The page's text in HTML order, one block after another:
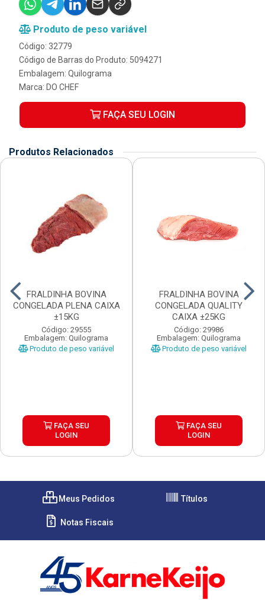
Produto de peso variável
Código: 32779
Código de Barras do Produto: 5094271
Embalagem: Quilograma
Marca: DO CHEF
FAÇA SEU LOGIN
Produtos Relacionados
FRALDINHA BOVINA
CONGELADA PLENA CAIXA
±15KG
Código: 29555
Embalagem: Quilograma
Produto de peso variável
FAÇA SEU
LOGIN
FRALDINHA BOVINA
CONGELADA QUALITY
CAIXA ±25KG
Código: 29986
Embalagem: Quilograma
Produto de peso variável
FAÇA SEU
LOGIN
Meus Pedidos Títulos
Notas Fiscais